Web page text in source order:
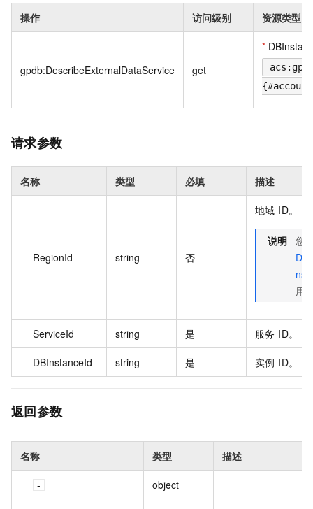
操作 访问级别 资源类型
gpdb:DescribeExternalDataService get
*
请求参数
名称 类型 必填 描述
RegionId string 否
地域 ID。
说明 您
ns
用
ServiceId string 是 服务 ID。
DBInstanceId string 是 实例 ID。
返回参数
名称 类型 描述
object